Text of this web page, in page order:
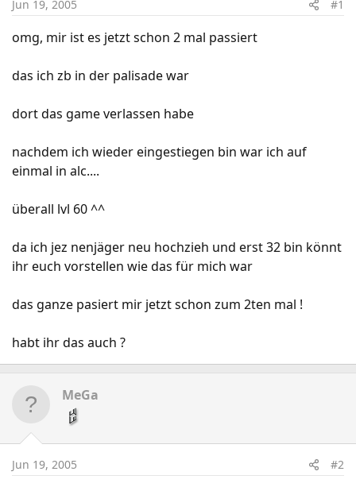
t
a
e
t
e
Jun 19, 2005 #1
omg, mir ist es jetzt schon 2 mal passiert
das ich zb in der palisade war
dort das game verlassen habe
nachdem ich wieder eingestiegen bin war ich auf
einmal in alc....
überall lvl 60 ^^
da ich jez nenjäger neu hochzieh und erst 32 bin könnt
ihr euch vorstellen wie das für mich war
das ganze pasiert mir jetzt schon zum 2ten mal !
habt ihr das auch ?
MeGa
Jun 19, 2005 #2